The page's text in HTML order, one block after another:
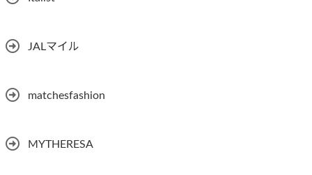
JALマイル
matchesfashion
MYTHERESA